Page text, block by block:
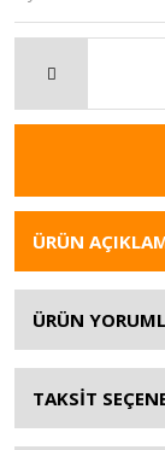
ÜRÜN
ÜRÜN
TAKSİT